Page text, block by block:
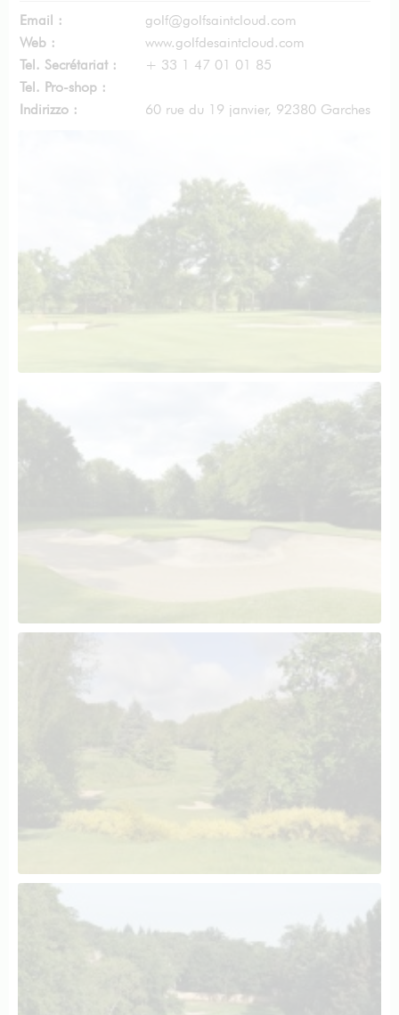
Email :
golf@golfsaintcloud.com
Web :
www.golfdesaintcloud.com
Tel. Secrétariat :
+ 33 1 47 01 01 85
Tel. Pro-shop :
Indirizzo :
60 rue du 19 janvier, 92380 Garches